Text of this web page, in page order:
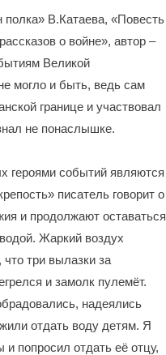
полка» В.Катаева, «Повесть
о войне», автор –
Великой
могло и быть, ведь сам
границе и участвовал
не понаслышке.
героями событий являются
писатель говорит о
и продолжают оставаться
Жаркий воздух
что три вылазки за
и замолк пулемёт.
надеялись
отдать воду детям. Я
попросил отдать её отцу,